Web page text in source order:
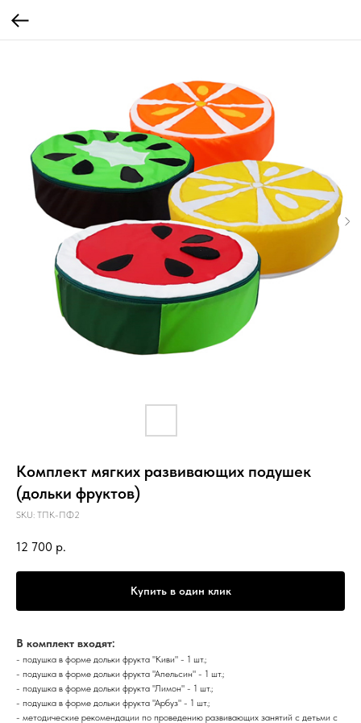
Комплект мягких развивающих подушек
(дольки фруктов)
SKU: ТПК-ПФ2
12 700 р.
Купить в один клик
В комплект входят:
- подушка в форме дольки фрукта "Киви" - 1 шт.;
- подушка в форме дольки фрукта "Апельсин" - 1 шт.;
- подушка в форме дольки фрукта "Лимон" - 1 шт.;
- подушка в форме дольки фрукта "Арбуз" - 1 шт.;
- методические рекомендации по проведению развивающих занятий с детьми с